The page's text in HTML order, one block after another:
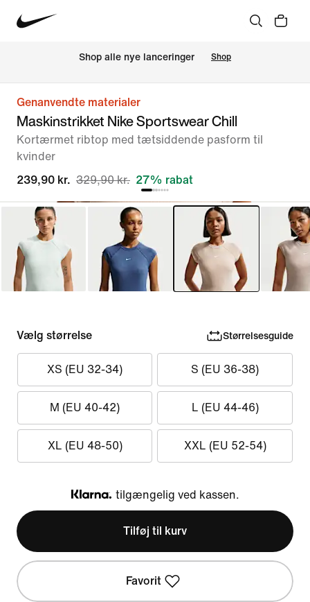
Shop alle nye lanceringer Shop
Genanvendte materialer
Maskinstrikket Nike Sportswear Chill
Kortærmet ribtop med tætsiddende pasform til
kvinder
239,90 kr. 329,90 kr. 27% rabat
Vælg størrelse Størrelsesguide
XS (EU 32-34) S (EU 36-38)
M (EU 40-42) L (EU 44-46)
XL (EU 48-50) XXL (EU 52-54)
Klarna
tilgængelig ved kassen.
Tilføj til kurv
Favorit